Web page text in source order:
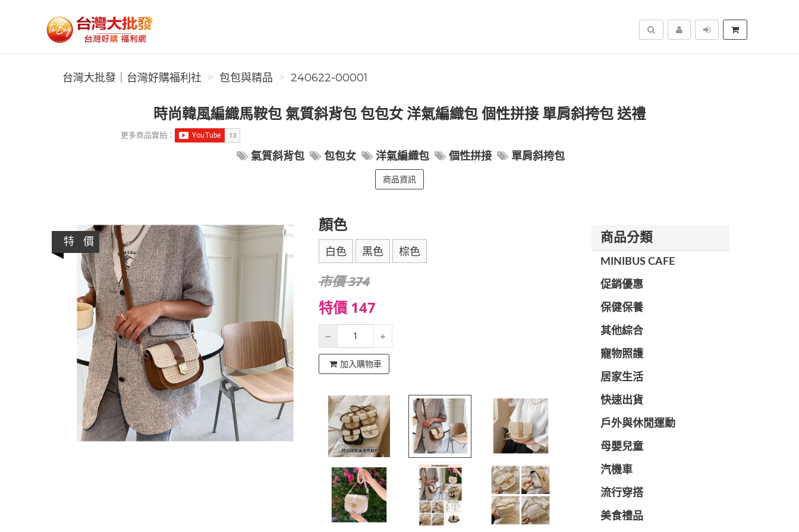
台灣大批發｜台灣好購福利社
搜尋
台灣大批發｜台灣好購福利社 包包與精品 240622-00001
時尚韓風編織馬鞍包 氣質斜背包 包包女 洋氣編織包 個性拼接 單肩斜挎包 送禮
更多商品實拍：
氣質斜背包 包包女 洋氣編織包 個性拼接 單肩斜挎包
商品資訊
特 價
顏色
白色 黑色 棕色
市價 374
特價 147
加入購物車
商品分類
MINIBUS CAFE
促銷優惠
保健保養
其他綜合
寵物照護
居家生活
快速出貨
戶外與休閒運動
母嬰兒童
汽機車
流行穿搭
美食禮品